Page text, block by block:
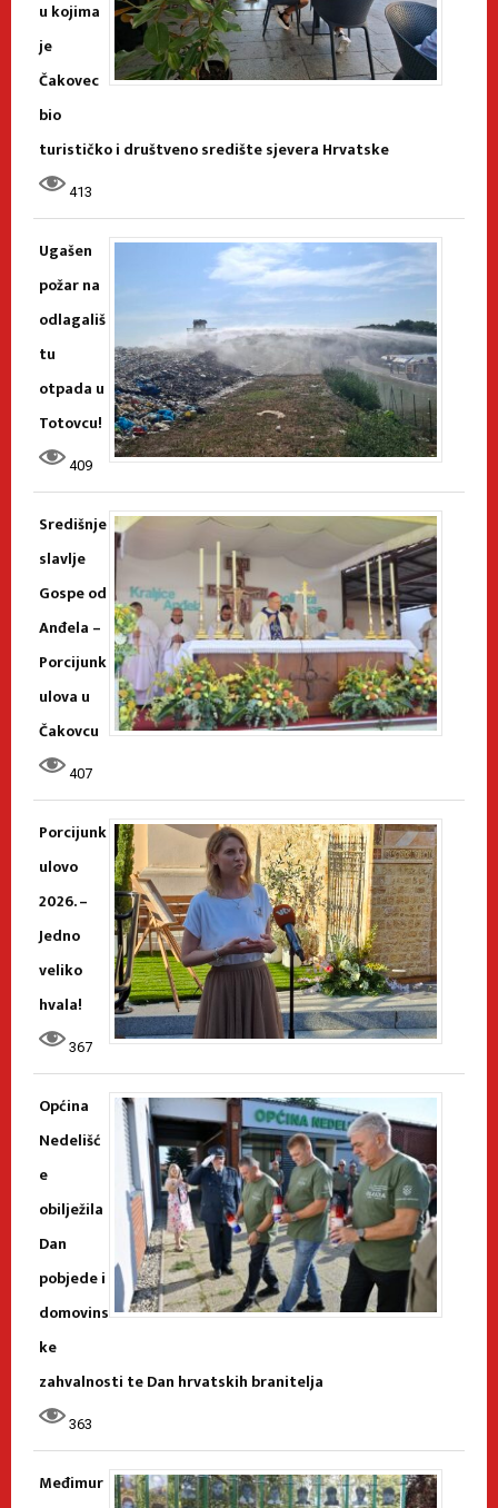
u kojima
je
Čakovec
bio
turističko i društveno središte sjevera Hrvatske
413
Ugašen
požar na
odlagališ
tu
otpada u
Totovcu!
409
Središnje
slavlje
Gospe od
Anđela –
Porcijunk
ulova u
Čakovcu
407
Porcijunk
ulovo
2026. –
Jedno
veliko
hvala!
367
Općina
Nedelišć
e
obilježila
Dan
pobjede i
domovins
ke
zahvalnosti te Dan hrvatskih branitelja
363
Međimur